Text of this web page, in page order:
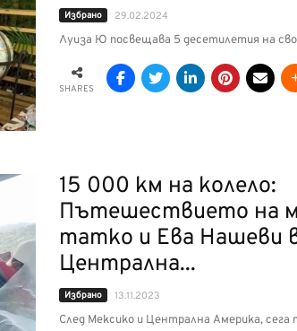
Избрано 29.02.2024
Луиза Ю посвещава 5 десетилетия на
SHARES
15 000 км на колело:
Пътешествието на
татко и Ева Нашеви
Централна...
Избрано 13.11.2023
След Мексико и Централна Америка, сега